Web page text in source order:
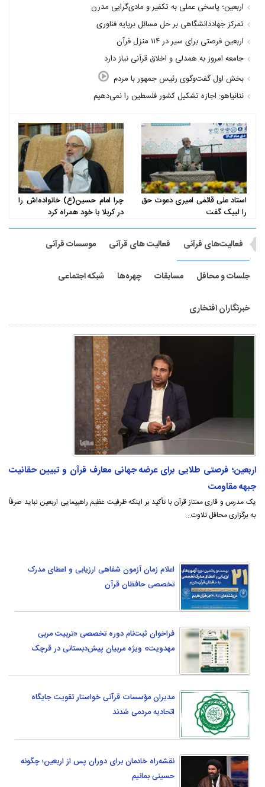
اربعین؛ پاسخی عملی به تکفیر و مادی‌گرایی مدرن
تمرکز جهاددانشگاهی بر حل مسائل برپایه فناوری
اربعین فرصتی برای سیر در ۱۱۴ منزل قرآن
جامعه امروز به همدلی و اخلاق قرآنی نیاز دارد
بخش اول گفت‌وگوی رئیس جمهور با مردم
نتانیاهو: اجازه تشکیل کشور فلسطین را نمی‌دهیم
استاد علی قائمی امیری دعوت حق
را لبیک گفت
چرا امام حسین(ع) خانواده‌اش را
در کربلا با خود همراه کرد
فعالیت‌های قرآنی فعالیت های قرآنی موسسات قرآنی
جلسات و محافل مسابقات چهره‌ها شبکه اجتماعی
خبرنگاران افتخاری
اربعین؛ فرصتی طلایی برای عرضه جهانی معارف قرآن و تبیین حقانیت
جبهه مقاومت
یک مدرس و قاری ممتاز قرآن با تأکید بر اینکه ظرفیت عظیم راهپیمایی اربعین نباید صرفاً
به برگزاری محافل تلاوت...
اعلام زمان آزمون شفاهی ارزیابی و اعطای مدرک
تخصصی حافظان قرآن
فراخوان ثبت‌نام دوره تخصصی «تربیت مربی
مهدویت» ویژه مربیان پیش‌دبستانی در قرچک
مدیران مؤسسات قرآنی خواستار تقویت جایگاه
اتحادیه‌ مردمی شدند
نقشه‌راه خادمان برای دوران پس از اربعین؛ چگونه
حسینی بمانیم